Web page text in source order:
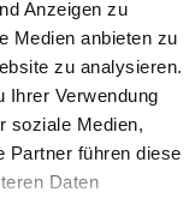
Anzeigen zu
Medien anbieten zu
zu analysieren.
Ihrer Verwendung
soziale Medien,
Partner führen diese
Daten